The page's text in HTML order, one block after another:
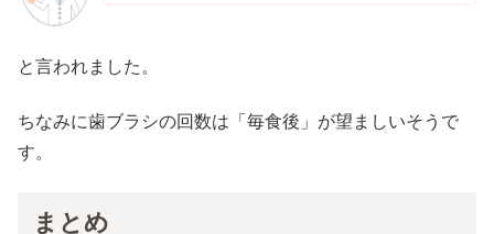
と言われました。
ちなみに歯ブラシの回数は「毎食後」が望ましいそうで
す。
まとめ